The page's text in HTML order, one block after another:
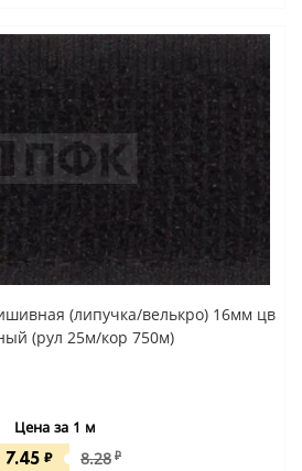
(липучка/велькро) 16мм цв
(рул 25м/кор 750м)
Цена за 1 м
7.45 ₽ 8.28 ₽